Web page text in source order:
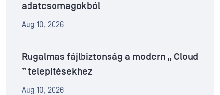
adatcsomagokból
Aug 10, 2026
Rugalmas fájlbiztonság a modern „ Cloud
” telepítésekhez
Aug 10, 2026